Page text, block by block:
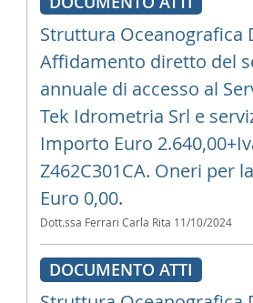
Struttura Oceanografica
Affidamento diretto del
annuale di accesso al
Tek Idrometria Srl e
Importo Euro
Z462C301CA. Oneri per
Euro 0,00.
Dott.ssa Ferrari Carla Rita 11/10/2024
DOCUMENTO ATTI